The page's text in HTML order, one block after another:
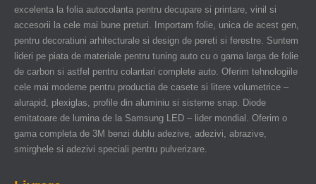
excelenta la folia autocolanta pentru decupare si printare, vinil si
accesorii la cele mai bune preturi. Importam folie, unica de acest gen,
pentru decoratiuni arhitecturale si design de pereti si ferestre. Suntem
lideri pe piata de materiale pentru tuning auto cu o gama larga de folie
de carbon si astfel pentru colantari complete auto. Oferim tehnologiile
cele mai moderne pentru productia de casete si litere volumetrice –
alurapid, plexiglas, profile din aluminiu si sisteme snap. Diode
emitatoare de lumina de la Samsung LED – lider mondial. Oferim o
gama completa de 3M benzi dublu adezive, adezivi, abrazive,
smirghele si adezivi speciali pentru pulverizare.